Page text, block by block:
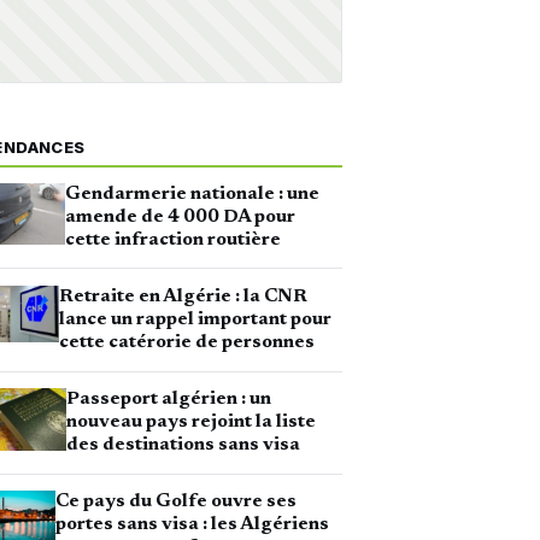
Gendarmerie nationale : une
amende de 4 000 DA pour
cette infraction routière
Retraite en Algérie : la CNR
lance un rappel important pour
cette catérorie de personnes
Passeport algérien : un
nouveau pays rejoint la liste
des destinations sans visa
Ce pays du Golfe ouvre ses
portes sans visa : les Algériens